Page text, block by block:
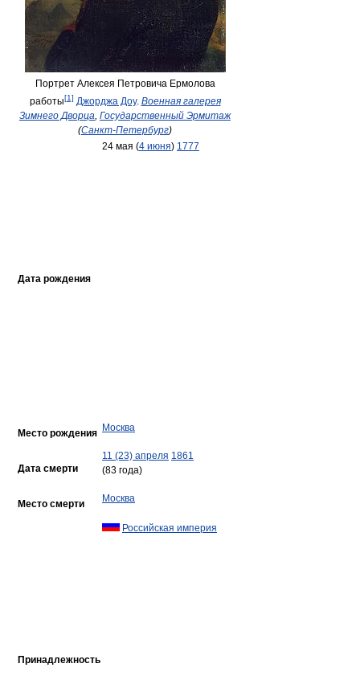
Портрет Алексея Петровича Ермолова
работы[1] Джорджа Доу. Военная галерея
Зимнего Дворца, Государственный Эрмитаж
(Санкт-Петербург)
Дата рождения
24 мая (4 июня) 1777
Место рождения Москва
Дата смерти
11 (23) апреля 1861
(83 года)
Место смерти Москва
Принадлежность
Российская империя